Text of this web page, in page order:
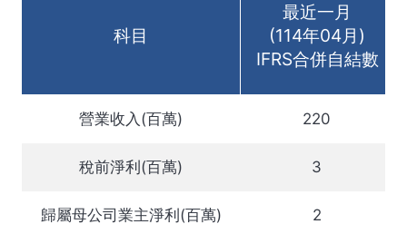
科目
最近一月
(114年04月)
IFRS合併自結數
營業收入(百萬) 220
稅前淨利(百萬) 3
歸屬母公司業主淨利(百萬) 2